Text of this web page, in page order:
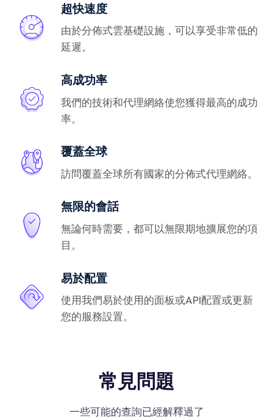
超快速度
由於分佈式雲基礎設施，可以享受非常低的
延遲。
高成功率
我們的技術和代理網絡使您獲得最高的成功
率。
覆蓋全球
訪問覆蓋全球所有國家的分佈式代理網絡。
無限的會話
無論何時需要，都可以無限期地擴展您的項
目。
易於配置
使用我們易於使用的面板或API配置或更新
您的服務設置。
常見問題
一些可能的查詢已經解釋過了